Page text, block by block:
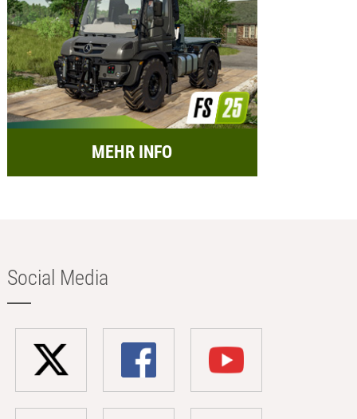
MEHR INFO
Social Media